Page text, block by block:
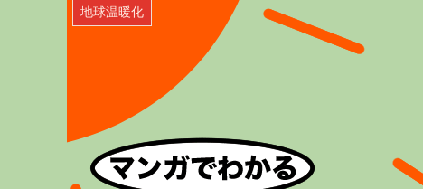
地球温暖化